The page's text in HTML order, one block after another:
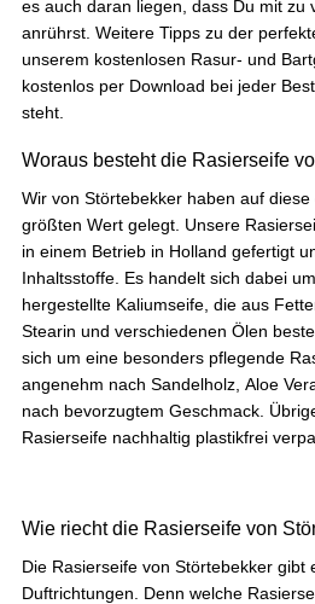
es auch daran liegen, dass Du mit zu
anrührst. Weitere Tipps zu der
unserem kostenlosen Rasur- und
kostenlos per Download bei jeder
steht.
Woraus besteht die Rasierseife
Wir von Störtebekker haben auf
größten Wert gelegt. Unsere
in einem Betrieb in Holland gefertigt
Inhaltsstoffe. Es handelt sich dabei
hergestellte Kaliumseife, die aus
Stearin und verschiedenen Ölen
sich um eine besonders pflegende
angenehm nach Sandelholz, Aloe
nach bevorzugtem Geschmack.
Rasierseife nachhaltig plastikfrei
Wie riecht die Rasierseife von
Die Rasierseife von Störtebekker gibt
Duftrichtungen. Denn welche